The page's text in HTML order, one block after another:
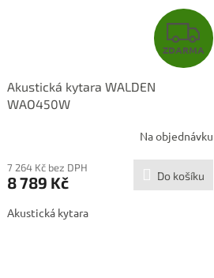
Z
D
R
M
A
ZDARMA
Akustická kytara WALDEN
WAO450W
Na objednávku
7 264 Kč bez DPH
8 789 Kč Do košíku
Akustická kytara